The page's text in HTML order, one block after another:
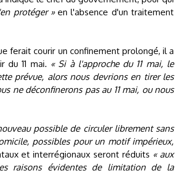
protéger »en l'absence d'un traitement
ferait courir un confinement prolongé, il a
11 mai. « Si à l'approche du 11 mai, le
prévue, alors nous devrions en tirer les
ne déconfinerons pas au 11 mai, ou nous
possible de circuler librement sans
possibles pour un motif impérieux,
et interrégionaux seront réduits « aux
raisons évidentes de limitation de la